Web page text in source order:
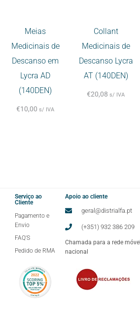
Meias
Medicinais de
Descanso em
Lycra AD
(140DEN)
€10,00 s/ IVA
Collant
Medicinais de
Descanso Lycra
AT (140DEN)
€20,08 s/ IVA
Serviço ao
Cliente
Pagamento e
Envio
FAQ'S
Pedido de RMA
Apoio ao cliente
geral@distrialfa.pt
(+351) 932 386 209
Chamada para a rede móvel
nacional